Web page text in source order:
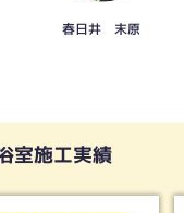
春日井 末原
室施工実績